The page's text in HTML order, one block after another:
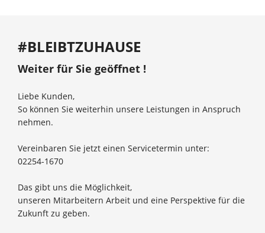
#BLEIBTZUHAUSE
Weiter für Sie geöffnet !
Liebe Kunden,
So können Sie weiterhin unsere Leistungen in Anspruch
nehmen.
Vereinbaren Sie jetzt einen Servicetermin unter:
02254-1670
Das gibt uns die Möglichkeit,
unseren Mitarbeitern Arbeit und eine Perspektive für die
Zukunft zu geben.